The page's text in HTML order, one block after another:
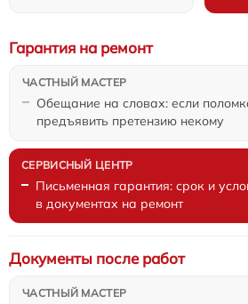
Обещание на словах: если
предъявить претензию некому
Гарантия на ремонт
Письменная гарантия: срок и
в документах на ремонт
Документы после работ